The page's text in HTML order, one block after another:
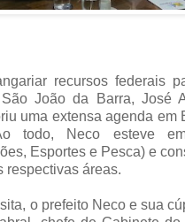
recursos federais
João da Barra, José
uma extensa agenda em
todo, Neco esteve
Esportes e Pesca) e
respectivas áreas.
o prefeito Neco e sua